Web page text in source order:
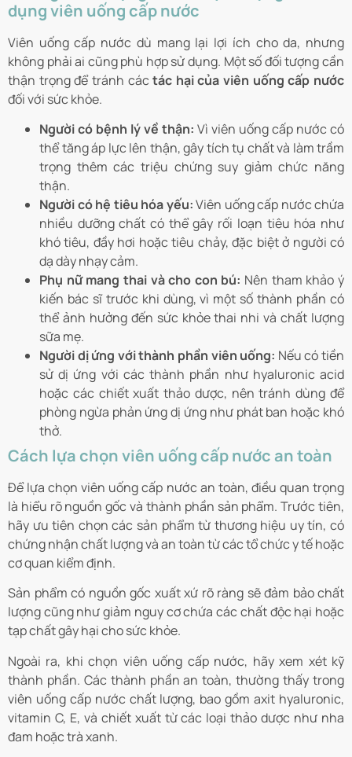
dụng viên uống cấp nước
Viên uống cấp nước dù mang lại lợi ích cho da, nhưng
không phải ai cũng phù hợp sử dụng. Một số đối tượng cần
thận trọng để tránh cáctác hại của viên uống cấp nước
đối với sức khỏe.
Người có bệnh lý về thận: Vì viên uống cấp nước có
thể tăng áp lực lên thận, gây tích tụ chất và làm trầm
trọng thêm các triệu chứng suy giảm chức năng
thận.
Người có hệ tiêu hóa yếu:Viên uống cấp nước chứa
nhiều dưỡng chất có thể gây rối loạn tiêu hóa như
khó tiêu, đầy hơi hoặc tiêu chảy, đặc biệt ở người có
dạ dày nhạy cảm.
Phụ nữ mang thai và cho con bú: Nên tham khảo ý
kiến bác sĩ trước khi dùng, vì một số thành phần có
thể ảnh hưởng đến sức khỏe thai nhi và chất lượng
sữa mẹ.
Người dị ứng với thành phần viên uống: Nếu có tiền
sử dị ứng với các thành phần như hyaluronic acid
hoặc các chiết xuất thảo dược, nên tránh dùng để
phòng ngừa phản ứng dị ứng như phát ban hoặc khó
thở.
Cách lựa chọn viên uống cấp nước an toàn
Để lựa chọn viên uống cấp nước an toàn, điều quan trọng
là hiểu rõ nguồn gốc và thành phần sản phẩm. Trước tiên,
hãy ưu tiên chọn các sản phẩm từ thương hiệu uy tín, có
chứng nhận chất lượng và an toàn từ các tổ chức y tế hoặc
cơ quan kiểm định.
Sản phẩm có nguồn gốc xuất xứ rõ ràng sẽ đảm bảo chất
lượng cũng như giảm nguy cơ chứa các chất độc hại hoặc
tạp chất gây hại cho sức khỏe.
Ngoài ra, khi chọn viên uống cấp nước, hãy xem xét kỹ
thành phần. Các thành phần an toàn, thường thấy trong
viên uống cấp nước chất lượng, bao gồm axit hyaluronic,
vitamin C, E, và chiết xuất từ các loại thảo dược như nha
đam hoặc trà xanh.